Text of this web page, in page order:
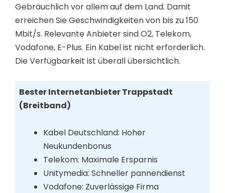
Gebräuchlich vor allem auf dem Land. Damit
erreichen Sie Geschwindigkeiten von bis zu 150
Mbit/s. Relevante Anbieter sind O2, Telekom,
Vodafone, E-Plus. Ein Kabel ist nicht erforderlich.
Die Verfügbarkeit ist überall übersichtlich.
Bester Internetanbieter Trappstadt
(Breitband)
Kabel Deutschland: Hoher
Neukundenbonus
Telekom: Maximale Ersparnis
Unitymedia: Schneller pannendienst
Vodafone: Zuverlässige Firma